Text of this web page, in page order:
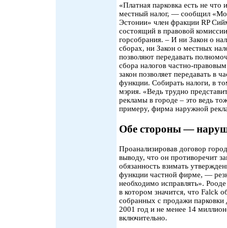
«Платная парковка есть не что
местный налог, — сообщил
Эстонии» член фракции RP
состоящий в правовой комиссии
горсобрания. – И ни Закон о
сборах, ни Закон о местных
позволяют передавать
сбора налогов частно-
закон позволяет передавать в
функции. Собирать налоги, в
мэрия. «Ведь трудно
рекламы в городе – это ведь
примеру, фирма наружной
Обе стороны —
Проанализировав договор
выводу, что он противоречит
обязанность взимать
функции частной фирме, —
необходимо исправлять».
в котором значится, что Falck
собранных с продажи
2001 год и не менее 14
включительно.